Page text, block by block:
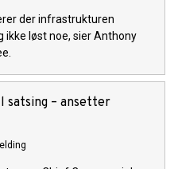
der infrastrukturen
ikke løst noe, sier Anthony
satsing – ansetter